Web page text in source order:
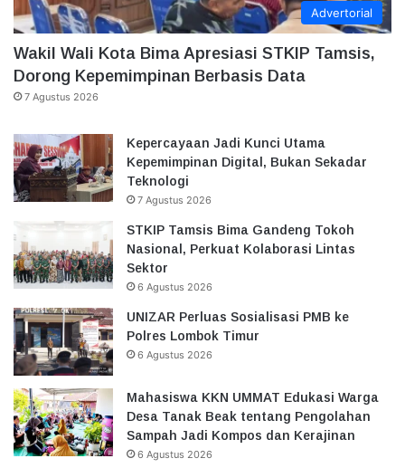
Advertorial
Wakil Wali Kota Bima Apresiasi STKIP Tamsis,
Dorong Kepemimpinan Berbasis Data
7 Agustus 2026
Kepercayaan Jadi Kunci Utama
Kepemimpinan Digital, Bukan Sekadar
Teknologi
7 Agustus 2026
STKIP Tamsis Bima Gandeng Tokoh
Nasional, Perkuat Kolaborasi Lintas
Sektor
6 Agustus 2026
UNIZAR Perluas Sosialisasi PMB ke
Polres Lombok Timur
6 Agustus 2026
Mahasiswa KKN UMMAT Edukasi Warga
Desa Tanak Beak tentang Pengolahan
Sampah Jadi Kompos dan Kerajinan
6 Agustus 2026